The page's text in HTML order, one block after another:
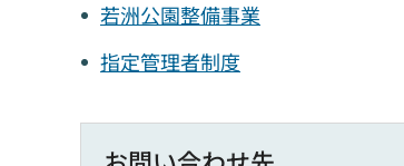
若洲公園整備事業
指定管理者制度